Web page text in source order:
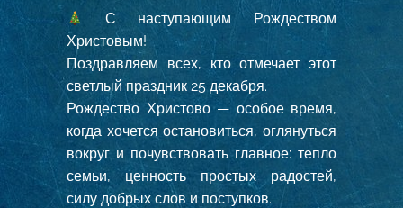
С наступающим Рождеством
Христовым!
Поздравляем всех, кто отмечает этот
светлый праздник 25 декабря.
Рождество Христово — особое время,
когда хочется остановиться, оглянуться
вокруг и почувствовать главное: тепло
семьи, ценность простых радостей,
силу добрых слов и поступков.